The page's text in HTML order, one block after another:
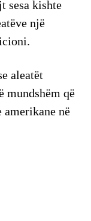
sesa kishte
një
aleatët
mundshëm që
në